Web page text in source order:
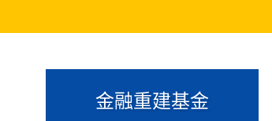
金融重建基金